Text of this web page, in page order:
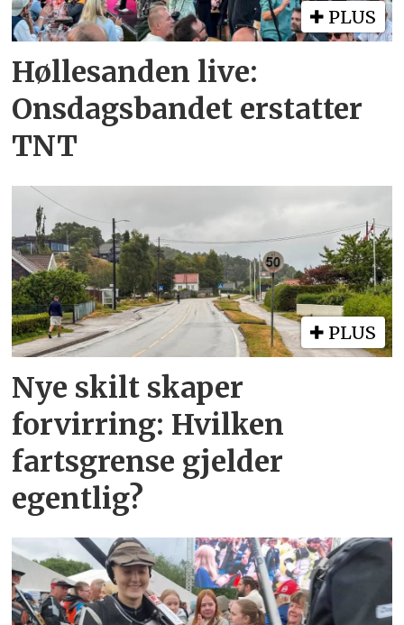
PLUS
Høllesanden live:
Onsdagsbandet erstatter
TNT
PLUS
Nye skilt skaper
forvirring: Hvilken
fartsgrense gjelder
egentlig?